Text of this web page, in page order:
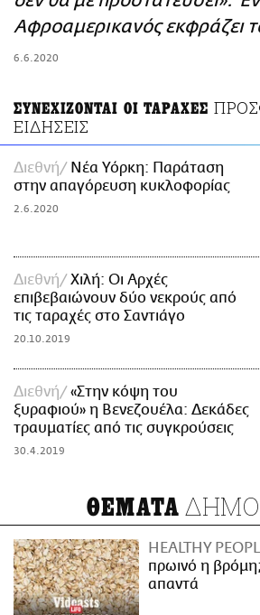
ΑΜΠΑ
Αφροαμερικανός εκφράζει
6.6.2020
ΣΥΝΕΧΙΖΟΝΤΑΙ ΟΙ ΤΑΡΑΧΕΣ
ΕΙΔΗΣΕΙΣ
Διεθνή
Νέα Υόρκη: Παράταση
στην απαγόρευση κυκλοφορίας
2.6.2020
Διεθνή
Χιλή: Οι Αρχές
επιβεβαιώνουν δύο νεκρούς από
τις ταραχές στο Σαντιάγο
20.10.2019
Διεθνή
«Στην κόψη του
ξυραφιού» η Βενεζουέλα: Δεκάδες
τραυματίες από τις συγκρούσεις
30.4.2019
ΘΕΜΑΤΑ
HEALTHY
πρωινό η
απαντά